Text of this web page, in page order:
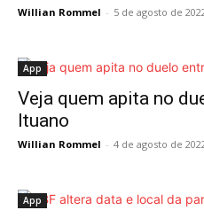
Willian Rommel - 5 de agosto de
App
Veja quem apita no
Ituano
Willian Rommel - 4 de agosto de
App